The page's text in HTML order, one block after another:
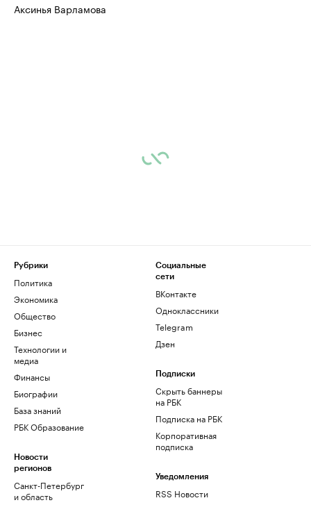
Аксинья Варламова
Рубрики
Политика
Экономика
Общество
Бизнес
Технологии и
медиа
Финансы
Биографии
База знаний
РБК Образование
Новости
регионов
Санкт-Петербург
и область
Социальные
сети
ВКонтакте
Одноклассники
Telegram
Дзен
Подписки
Скрыть баннеры
на РБК
Подписка на РБК
Корпоративная
подписка
Уведомления
RSS Новости